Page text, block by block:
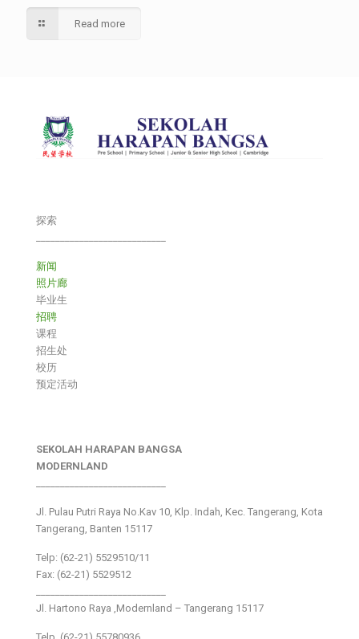
Read more
探索
新闻
照片廊
毕业生
招聘
课程
招生处
校历
预定活动
SEKOLAH HARAPAN BANGSA
MODERNLAND
Jl. Pulau Putri Raya No.Kav 10, Klp. Indah, Kec. Tangerang, Kota
Tangerang, Banten 15117
Telp: (62-21) 5529510/11
Fax: (62-21) 5529512
Jl. Hartono Raya ,Modernland – Tangerang 15117